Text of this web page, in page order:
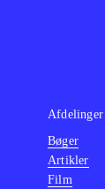
Afdelinger
Bøger
Artikler
Film